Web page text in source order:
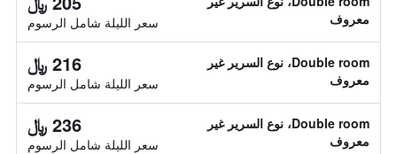
معروف
سعر الليلة شامل الرسوم
Double room، نوع السرير غير
معروف
216 ﷼
سعر الليلة شامل الرسوم
Double room، نوع السرير غير
معروف
236 ﷼
سعر الليلة شامل الرسوم